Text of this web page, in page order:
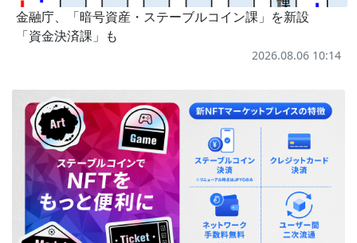
金融庁、「暗号資産・ステーブルコイン課」を新設
「資金決済課」も
2026.08.06 10:14